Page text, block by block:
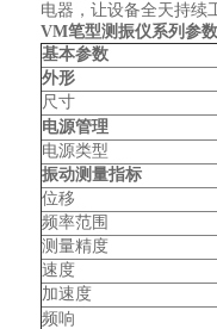
电器，让设备全天持续
VM笔型测振仪系列参
基本参数
外形
尺寸
电源管理
电源类型
振动测量指标
位移
频率范围
测量精度
速度
加速度
频响